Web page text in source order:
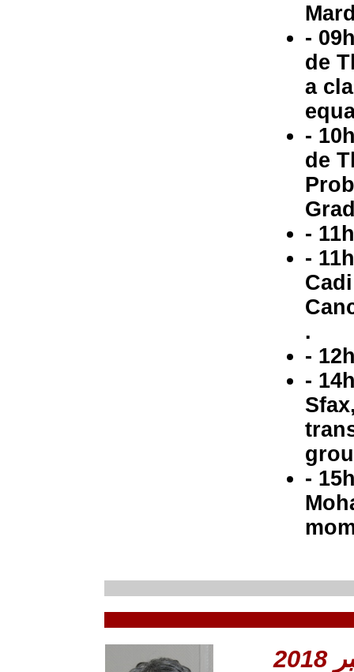
-
de
a
-
de
-
-
.
-
-
-